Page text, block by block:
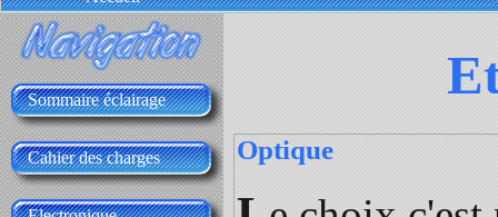
Sommaire éclairage
Cahier des charges Optique